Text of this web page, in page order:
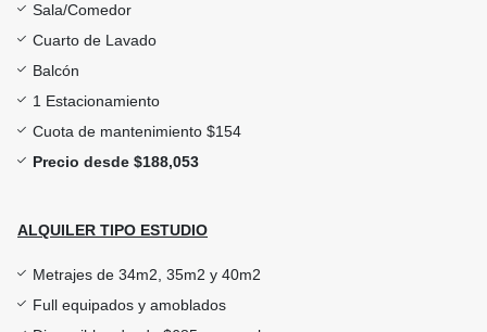
Sala/Comedor
Cuarto de Lavado
Balcón
1 Estacionamiento
Cuota de mantenimiento $154
Precio desde $188,053
ALQUILER TIPO ESTUDIO
Metrajes de 34m2, 35m2 y 40m2
Full equipados y amoblados